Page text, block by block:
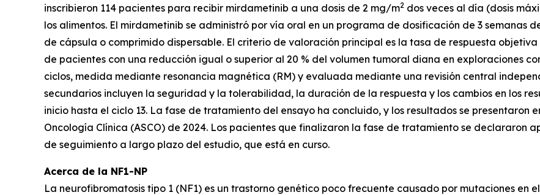
inscribieron 114 pacientes para recibir mirdametinib a una dosis de 2 mg/m2 dos veces al día (dosis
los alimentos. El mirdametinib se administró por vía oral en un programa de dosificación de 3 semanas
de cápsula o comprimido dispersable. El criterio de valoración principal es la tasa de respuesta
de pacientes con una reducción igual o superior al 20 % del volumen tumoral diana en exploraciones
ciclos, medida mediante resonancia magnética (RM) y evaluada mediante una revisión central
secundarios incluyen la seguridad y la tolerabilidad, la duración de la respuesta y los cambios en los
inicio hasta el ciclo 13. La fase de tratamiento del ensayo ha concluido, y los resultados se presentaron
Oncología Clínica (ASCO) de 2024. Los pacientes que finalizaron la fase de tratamiento se declararon
de seguimiento a largo plazo del estudio, que está en curso.
Acerca de la NF1-NP
La neurofibromatosis tipo 1 (NF1) es un trastorno genético poco frecuente causado por mutaciones en